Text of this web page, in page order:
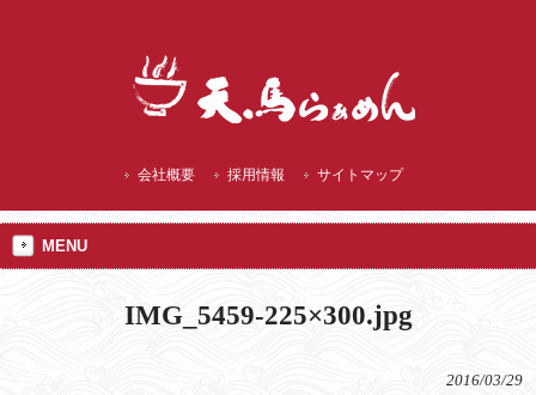
会社概要 採用情報 サイトマップ
MENU
IMG_5459-225×300.jpg
2016/03/29